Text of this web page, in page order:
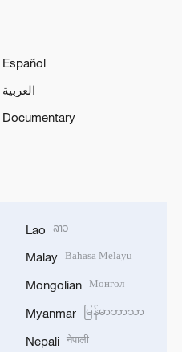
Español
العربية
Documentary
Lao ລາວ
Malay Bahasa Melayu
Mongolian Монгол
Myanmar မြန်မာဘာသာ
Nepali नेपाली